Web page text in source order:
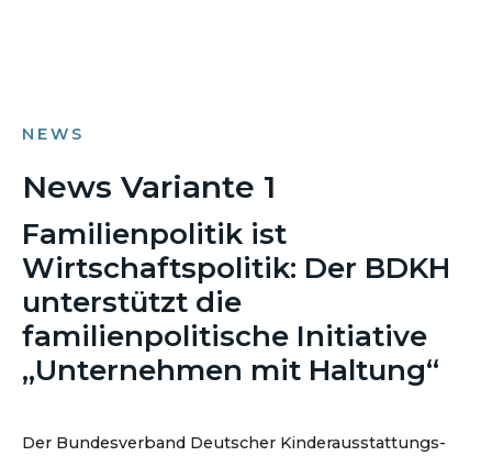
NEWS
News Variante 1
Familienpolitik ist
Wirtschaftspolitik: Der BDKH
unterstützt die
familienpolitische Initiative
„Unternehmen mit Haltung“
Der Bundesverband Deutscher Kinderausstattungs-